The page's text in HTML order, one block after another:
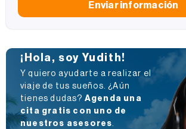
Enviar información
¡Hola, soy Yudith!
Y quiero ayudarte a realizar el
viaje de tus sueños. ¿Aún
tienes dudas? Agenda una
cita gratis con uno de
nuestros asesores.